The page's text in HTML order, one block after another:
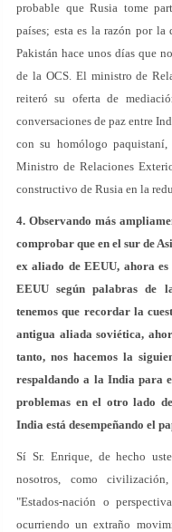
probable que Rusia tome
países; esta es la razón por
Pakistán hace unos días que
de la OCS. El ministro de
reiteró su oferta de
conversaciones de paz entre
con su homólogo
Ministro de Relaciones
constructivo de Rusia en la
4. Observando más
comprobar que en el sur de
ex aliado de EEUU, ahora
EEUU según palabras de
tenemos que recordar la
antigua aliada soviética,
tanto, nos hacemos la
respaldando a la India para
problemas en el otro lado
India está desempeñando el
Sí Sr. Enrique, de hecho
nosotros, como
"Estados-nación o
ocurriendo un extraño